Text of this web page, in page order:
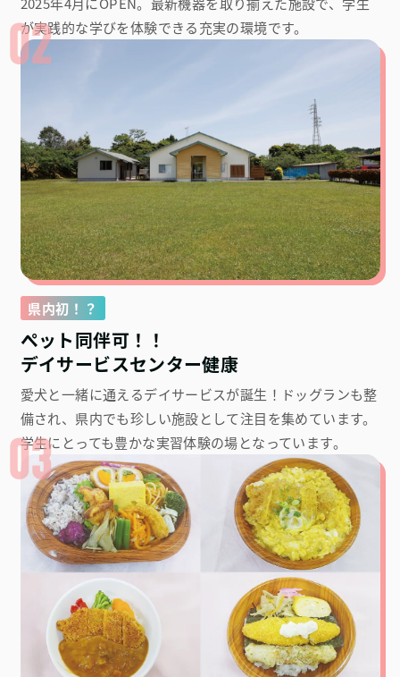
が実践的な学びを体験できる充実の環境です。
02
県内初！？
ペット同伴可！！
デイサービスセンター健康
愛犬と一緒に通えるデイサービスが誕生！ドッグランも整
備され、県内でも珍しい施設として注目を集めています。
学生にとっても豊かな実習体験の場となっています。
03